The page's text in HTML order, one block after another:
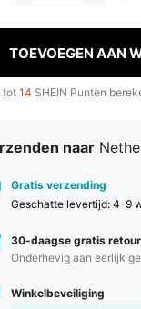
TOEVOEGEN AAN
tot 14 SHEIN Punten
naar
Gratis verzending
Geschatte levertijd: 4-9
30-daagse gratis
Onderhevig aan eerlijk
Winkelbeveiliging